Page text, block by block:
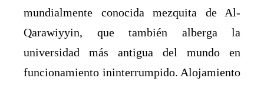
mundialmente conocida mezquita de Al-
Qarawiyyin, que también alberga la
universidad más antigua del mundo en
funcionamiento ininterrumpido. Alojamiento